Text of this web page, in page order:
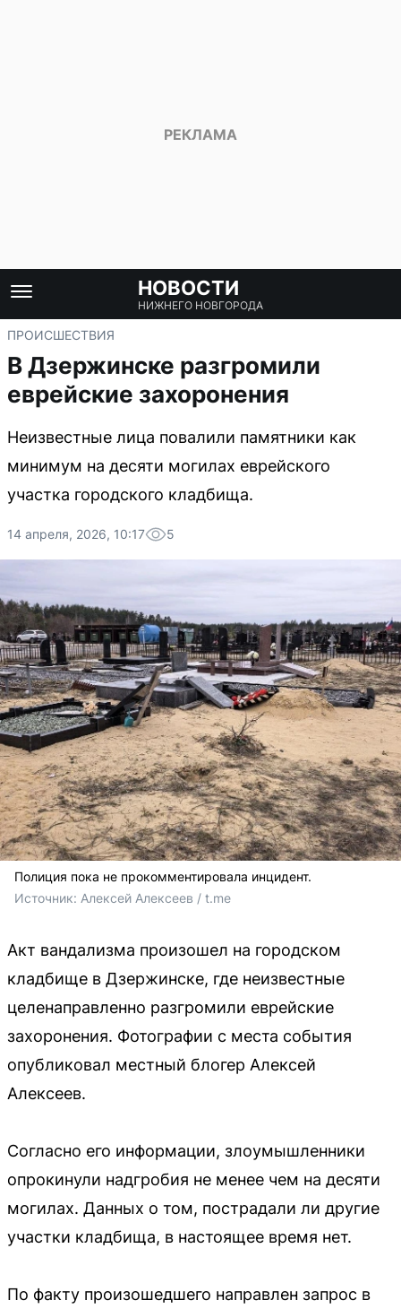
НОВОСТИ
НИЖНЕГО НОВГОРОДА
ПРОИСШЕСТВИЯ
В Дзержинске разгромили
еврейские захоронения
Неизвестные лица повалили памятники как
минимум на десяти могилах еврейского
участка городского кладбища.
14 апреля, 2026, 10:17 5
Полиция пока не прокомментировала инцидент.
Источник: Алексей Алексеев / t.me
Акт вандализма произошел на городском
кладбище в Дзержинске, где неизвестные
целенаправленно разгромили еврейские
захоронения. Фотографии с места события
опубликовал местный блогер Алексей
Алексеев.
Согласно его информации, злоумышленники
опрокинули надгробия не менее чем на десяти
могилах. Данных о том, пострадали ли другие
участки кладбища, в настоящее время нет.
По факту произошедшего направлен запрос в